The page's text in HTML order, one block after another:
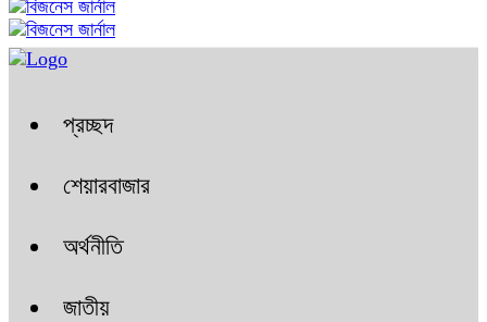
প্রচ্ছদ
শেয়ারবাজার
অর্থনীতি
জাতীয়